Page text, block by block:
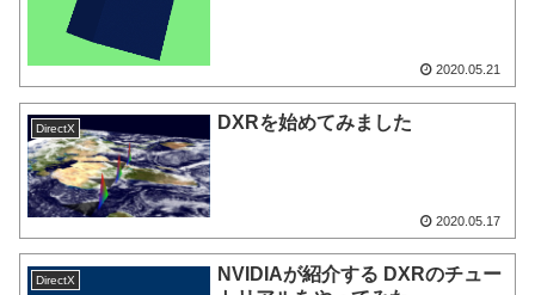
2020.05.21
DirectX DXRを始めてみました
2020.05.17
DirectX
NVIDIAが紹介する DXRのチュー